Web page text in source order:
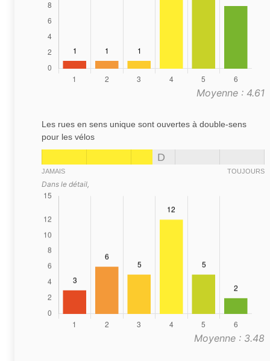
Moyenne : 4.61
Les rues en sens unique sont ouvertes à double-sens
pour les vélos
D
JAMAIS TOUJOURS
Dans le détail,
Moyenne : 3.48